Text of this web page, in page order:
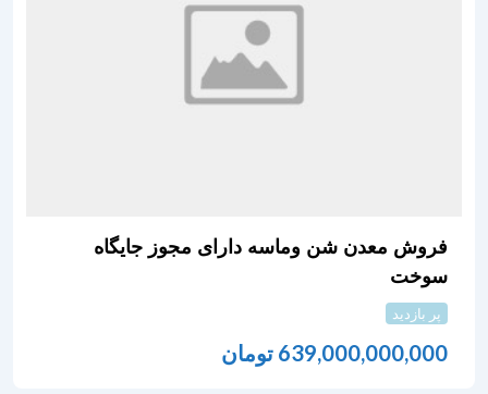
فروش معدن شن وماسه دارای مجوز جایگاه
سوخت
پر بازدید
639,000,000,000 تومان